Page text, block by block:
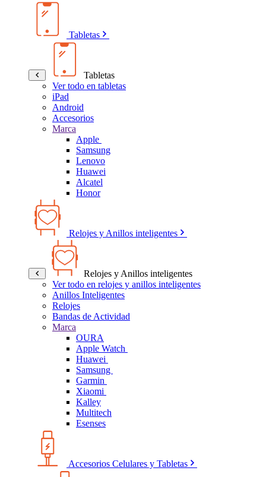
Tabletas
Tabletas
Ver todo en tabletas
iPad
Android
Accesorios
Marca
Apple
Samsung
Lenovo
Huawei
Alcatel
Honor
Relojes y Anillos inteligentes
Relojes y Anillos inteligentes
Ver todo en relojes y anillos inteligentes
Anillos Inteligentes
Relojes
Bandas de Actividad
Marca
OURA
Apple Watch
Huawei
Samsung
Garmin
Xiaomi
Kalley
Multitech
Esenses
Accesorios Celulares y Tabletas